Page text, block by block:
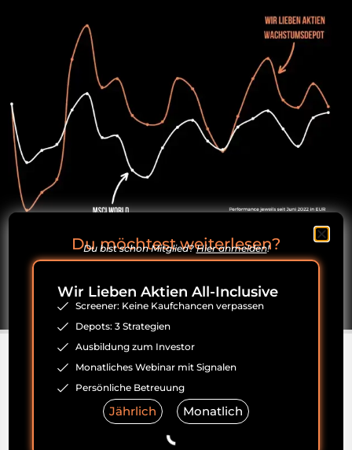
Sichere dir unseren
kostenlosen Aktien-
Newsletter!
Du möchtest weiterlesen?
Du bist schon Mitglied?Hier anmelden!
Wir Lieben Aktien All-Inclusive
Screener: Keine Kaufchancen verpassen
Depots: 3 Strategien
Ausbildung zum Investor
Monatliches Webinar mit Signalen
Persönliche Betreuung
Jährlich Monatlich